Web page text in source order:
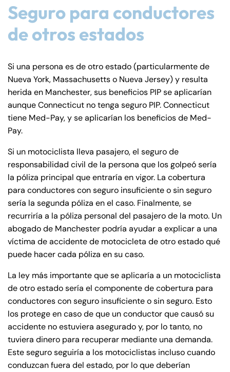
Seguro para conductores
de otros estados
Si una persona es de otro estado (particularmente de
Nueva York, Massachusetts o Nueva Jersey) y resulta
herida en Manchester, sus beneficios PIP se aplicarían
aunque Connecticut no tenga seguro PIP. Connecticut
tiene Med-Pay, y se aplicarían los beneficios de Med-
Pay.
Si un motociclista lleva pasajero, el seguro de
responsabilidad civil de la persona que los golpeó sería
la póliza principal que entraría en vigor. La cobertura
para conductores con seguro insuficiente o sin seguro
sería la segunda póliza en el caso. Finalmente, se
recurriría a la póliza personal del pasajero de la moto. Un
abogado de Manchester podría ayudar a explicar a una
víctima de accidente de motocicleta de otro estado qué
puede hacer cada póliza en su caso.
La ley más importante que se aplicaría a un motociclista
de otro estado sería el componente de cobertura para
conductores con seguro insuficiente o sin seguro. Esto
los protege en caso de que un conductor que causó su
accidente no estuviera asegurado y, por lo tanto, no
tuviera dinero para recuperar mediante una demanda.
Este seguro seguiría a los motociclistas incluso cuando
conduzcan fuera del estado, por lo que deberían
Farmington - Hours
Answering Service
24/7
Office Hours
Enfield - Hours
Answering Service
24/7
Office Hours